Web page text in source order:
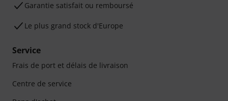
Garantie satisfait ou remboursé
Le plus grand stock d'Europe
Service
Frais de port et délais de livraison
Centre de service